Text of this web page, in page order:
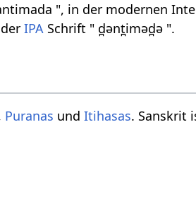
", in der modernen
derIPA Schrift " d̪ənt̪iməd̪ə ".
Puranas undItihasas. Sanskrit